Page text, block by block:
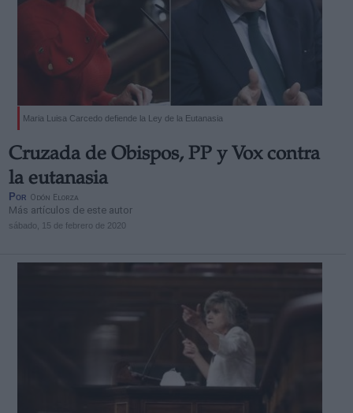
Maria Luisa Carcedo defiende la Ley de la Eutanasia
Cruzada de Obispos, PP y Vox contra
la eutanasia
Por Odón Elorza
Más artículos de este autor
sábado, 15 de febrero de 2020